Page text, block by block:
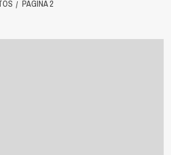
PÁGINA 2